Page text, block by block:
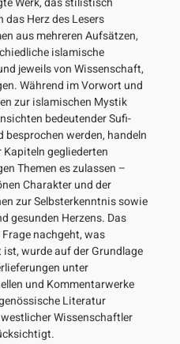
Herz des Lesers
aus mehreren Aufsätzen,
islamische
jeweils von Wissenschaft,
Während im Vorwort und
zur islamischen Mystik
bedeutender Sufi-
werden, handeln
gegliederten
Themen es zulassen –
Charakter und der
zur Selbsterkenntnis sowie
gesunden Herzens. Das
nachgeht, was
wurde auf der Grundlage
unter
und Kommentarwerke
Literatur
Wissenschaftler